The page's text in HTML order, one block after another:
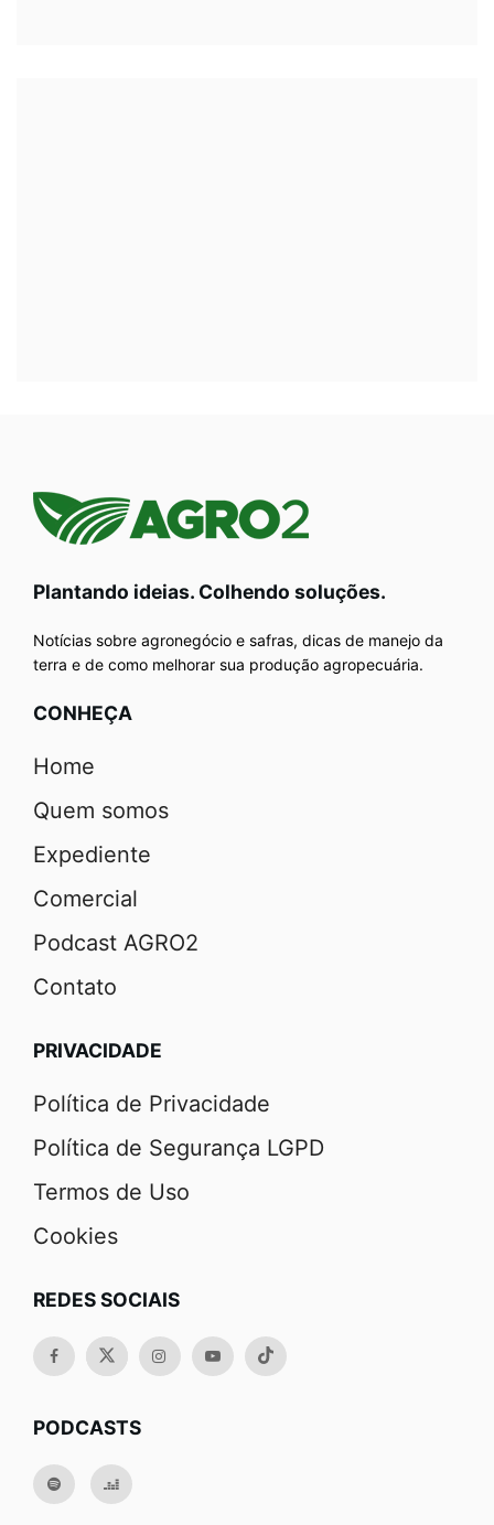
Plantando ideias. Colhendo soluções.
Notícias sobre agronegócio e safras, dicas de manejo da
terra e de como melhorar sua produção agropecuária.
CONHEÇA
Home
Quem somos
Expediente
Comercial
Podcast AGRO2
Contato
PRIVACIDADE
Política de Privacidade
Política de Segurança LGPD
Termos de Uso
Cookies
REDES SOCIAIS
PODCASTS